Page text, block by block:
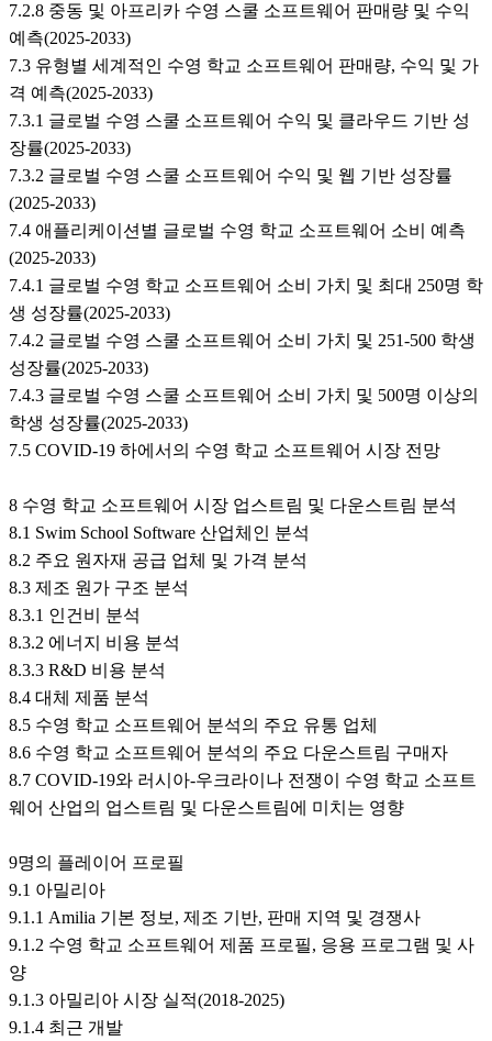
7.2.8 중동 및 아프리카 수영 스쿨 소프트웨어 판매량 및 수익
예측(2025-2033)
7.3 유형별 세계적인 수영 학교 소프트웨어 판매량, 수익 및 가
격 예측(2025-2033)
7.3.1 글로벌 수영 스쿨 소프트웨어 수익 및 클라우드 기반 성
장률(2025-2033)
7.3.2 글로벌 수영 스쿨 소프트웨어 수익 및 웹 기반 성장률
(2025-2033)
7.4 애플리케이션별 글로벌 수영 학교 소프트웨어 소비 예측
(2025-2033)
7.4.1 글로벌 수영 학교 소프트웨어 소비 가치 및 최대 250명 학
생 성장률(2025-2033)
7.4.2 글로벌 수영 스쿨 소프트웨어 소비 가치 및 251-500 학생
성장률(2025-2033)
7.4.3 글로벌 수영 스쿨 소프트웨어 소비 가치 및 500명 이상의
학생 성장률(2025-2033)
7.5 COVID-19 하에서의 수영 학교 소프트웨어 시장 전망
8 수영 학교 소프트웨어 시장 업스트림 및 다운스트림 분석
8.1 Swim School Software 산업체인 분석
8.2 주요 원자재 공급 업체 및 가격 분석
8.3 제조 원가 구조 분석
8.3.1 인건비 분석
8.3.2 에너지 비용 분석
8.3.3 R&D 비용 분석
8.4 대체 제품 분석
8.5 수영 학교 소프트웨어 분석의 주요 유통 업체
8.6 수영 학교 소프트웨어 분석의 주요 다운스트림 구매자
8.7 COVID-19와 러시아-우크라이나 전쟁이 수영 학교 소프트
웨어 산업의 업스트림 및 다운스트림에 미치는 영향
9명의 플레이어 프로필
9.1 아밀리아
9.1.1 Amilia 기본 정보, 제조 기반, 판매 지역 및 경쟁사
9.1.2 수영 학교 소프트웨어 제품 프로필, 응용 프로그램 및 사
양
9.1.3 아밀리아 시장 실적(2018-2025)
9.1.4 최근 개발